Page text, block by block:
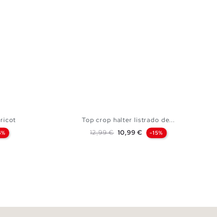
Top crop halter listrado de...
Preço normal
12,99 € Preço
10,99 € -15%